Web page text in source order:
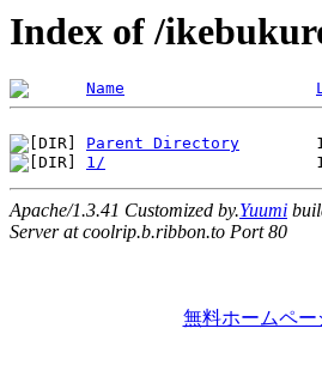
Index of /
Name
Parent Directory
1/
Apache/1.3.41 Customized by.Yuumi
Server at coolrip.b.ribbon.to Port 80
無料ホームペー